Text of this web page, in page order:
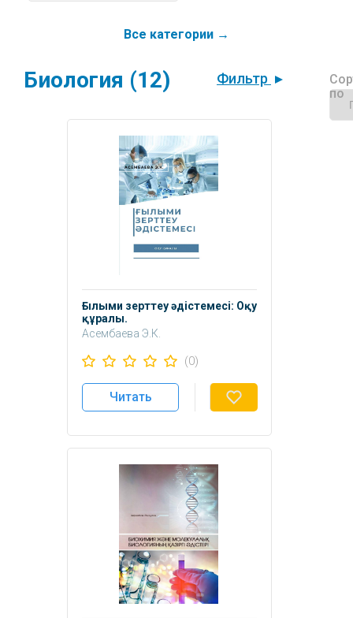
Все категории →
Биология (12) Фильтр
по
Ғылыми зерттеу әдістемесі: Оқу
құралы.
Асембаева Э.К.
(0)
Читать